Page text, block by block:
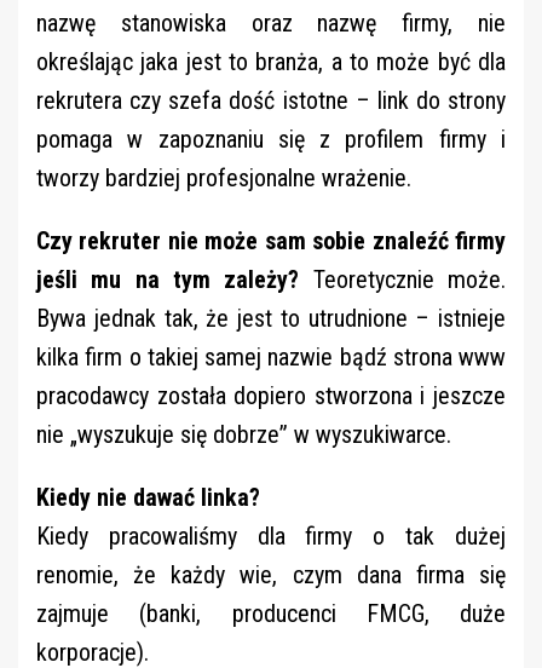
nazwę stanowiska oraz nazwę firmy, nie
określając jaka jest to branża, a to może być dla
rekrutera czy szefa dość istotne – link do strony
pomaga w zapoznaniu się z profilem firmy i
tworzy bardziej profesjonalne wrażenie.
Czy rekruter nie może sam sobie znaleźć firmy
jeśli mu na tym zależy? Teoretycznie może.
Bywa jednak tak, że jest to utrudnione – istnieje
kilka firm o takiej samej nazwie bądź strona www
pracodawcy została dopiero stworzona i jeszcze
nie „wyszukuje się dobrze” w wyszukiwarce.
Kiedy nie dawać linka?
Kiedy pracowaliśmy dla firmy o tak dużej
renomie, że każdy wie, czym dana firma się
zajmuje (banki, producenci FMCG, duże
korporacje).